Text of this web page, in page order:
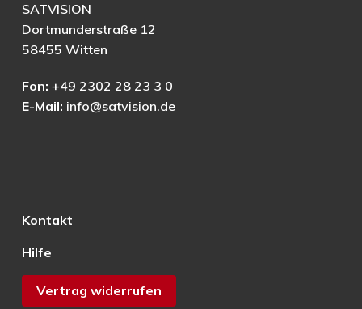
SATVISION
Dortmunderstraße 12
58455 Witten
Fon: +49 2302 28 23 3 0
E-Mail: info@satvision.de
Kontakt
Hilfe
Vertrag widerrufen